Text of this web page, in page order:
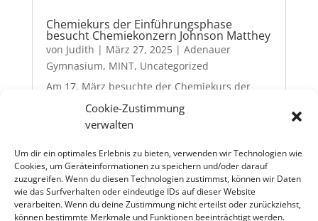
Cookie-Zustimmung
verwalten
Um dir ein optimales Erlebnis zu bieten, verwenden wir Technologien wie
Cookies, um Geräteinformationen zu speichern und/oder darauf
zuzugreifen. Wenn du diesen Technologien zustimmst, können wir Daten
wie das Surfverhalten oder eindeutige IDs auf dieser Website
verarbeiten. Wenn du deine Zustimmung nicht erteilst oder zurückziehst,
können bestimmte Merkmale und Funktionen beeinträchtigt werden.
Chemiekurs der Einführungsphase
besucht Chemiekonzern Johnson Matthey
von Judith | März 27, 2025| Adenauer
Gymnasium, MINT, Uncategorized
Am 17. März besuchte der Chemiekurs der
Einführungsphase den Chemiekonzern
Johnson Matthey am Standort Emmerich. Nach
zeigte das auf Katalysatoren spezialisierte
Unternehmen unseren Schülerinnen und
Schülern auf, inwiefern...